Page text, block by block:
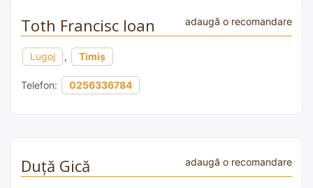
Toth Francisc Ioan adaugă o recomandare
Lugoj , Timiș
Telefon: 0256336784
Duță Gică adaugă o recomandare